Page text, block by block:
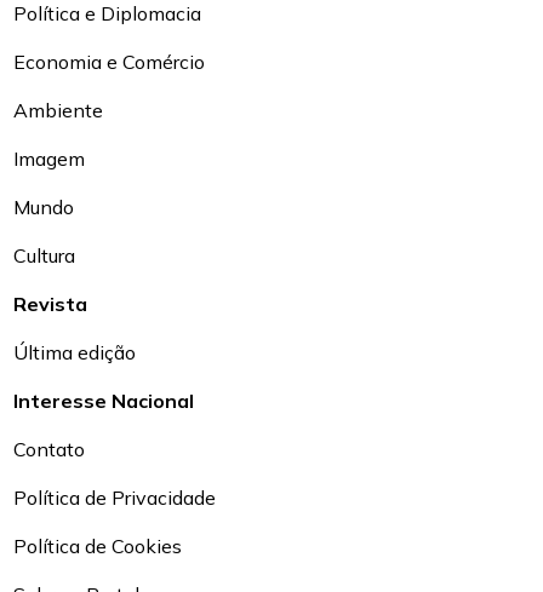
Política e Diplomacia
Economia e Comércio
Ambiente
Imagem
Mundo
Cultura
Revista
Última edição
Interesse Nacional
Contato
Política de Privacidade
Política de Cookies